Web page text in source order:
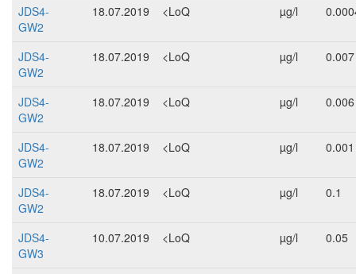
JDS4-
GW2
18.07.2019 <LoQ µg/l
JDS4-
GW2
18.07.2019 <LoQ µg/l 0.007
JDS4-
GW2
18.07.2019 <LoQ µg/l 0.006
JDS4-
GW2
18.07.2019 <LoQ µg/l 0.001
JDS4-
GW2
18.07.2019 <LoQ µg/l 0.1
JDS4-
GW3
10.07.2019 <LoQ µg/l 0.05